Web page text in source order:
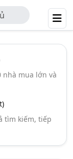
nhà mua lớn và
tìm kiếm, tiếp